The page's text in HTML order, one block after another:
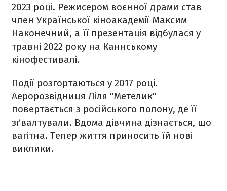
2023 році. Режисером воєнної драми став
член Української кіноакадемії Максим
Наконечний, а її презентація відбулася у
травні 2022 року на Каннському
кінофестивалі.
Події розгортаються у 2017 році.
Аеророзвідниця Ліля "Метелик"
повертається з російського полону, де її
зґвалтували. Вдома дівчина дізнається, що
вагітна. Тепер життя приносить їй нові
виклики.